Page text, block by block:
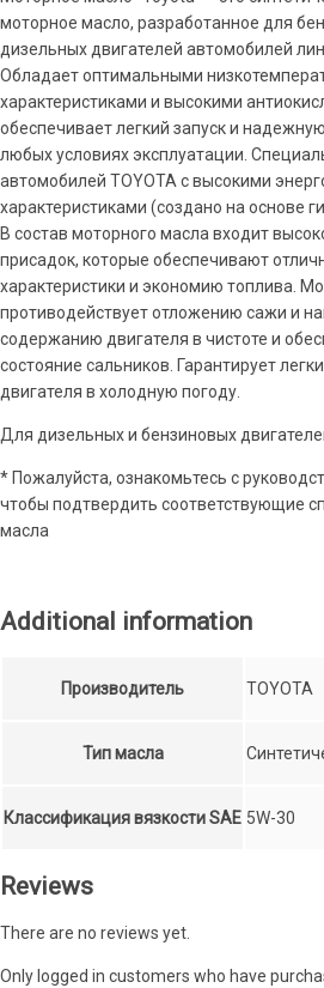
моторное масло, разработанное для
дизельных двигателей автомобилей
Обладает оптимальными
характеристиками и высокими
обеспечивает легкий запуск и
любых условиях эксплуатации.
автомобилей TOYOTA с высокими
характеристиками (создано на основе
В состав моторного масла входит
присадок, которые обеспечивают
характеристики и экономию топлива.
противодействует отложению сажи и
содержанию двигателя в чистоте и
состояние сальников. Гарантирует
двигателя в холодную погоду.
Для дизельных и бензиновых
* Пожалуйста, ознакомьтесь с
чтобы подтвердить соответствующие
масла
Additional information
Производитель TOYOTA
Тип масла
Классификация вязкости SAE 5W-30
Reviews
There are no reviews yet.
Only logged in customers who have